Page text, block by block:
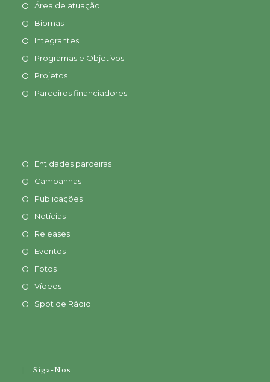
Área de atuação
Biomas
Integrantes
Programas e Objetivos
Projetos
Parceiros financiadores
Entidades parceiras
Campanhas
Publicações
Notícias
Releases
Eventos
Fotos
Vídeos
Spot de Rádio
Siga-Nos